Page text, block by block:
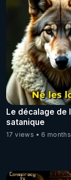
Le décalage de
satanique
17 views 6